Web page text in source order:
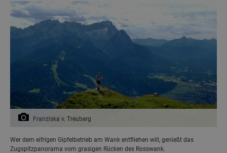
Franziska v. Treuberg
Wer dem eifrigen Gipfelbetrieb am Wank entfliehen will, genießt das
Zugspitzpanorama vom grasigen Rücken des Rosswank.